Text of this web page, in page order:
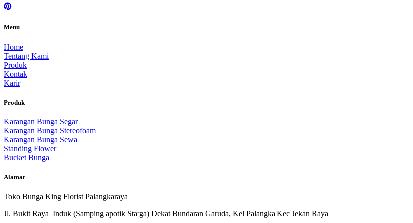
Menu
Home
Tentang Kami
Produk
Kontak
Karir
Produk
Karangan Bunga Segar
Karangan Bunga Stereofoam
Karangan Bunga Sewa
Standing Flower
Bucket Bunga
Alamat
Toko Bunga King Florist Palangkaraya
Jl. Bukit Raya Induk (Samping apotik Starga) Dekat Bundaran Garuda, Kel Palangka Kec Jekan Raya